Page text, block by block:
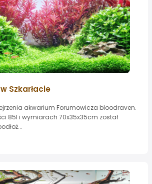
Szkarłacie
akwarium Forumowicza bloodraven.
85l i wymiarach 70x35x35cm został